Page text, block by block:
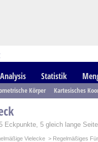
Analysis Statistik
Körper Kartesisches
Eckpunkte, 5 gleich lange
Vielecke > Regelmäßiges